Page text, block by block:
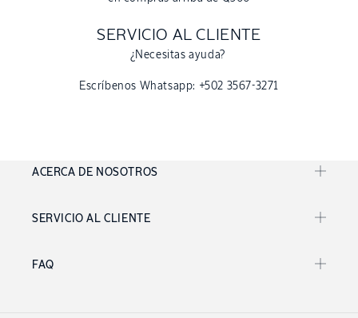
SERVICIO AL CLIENTE
¿Necesitas ayuda?
Escríbenos Whatsapp: +502 3567-3271
ACERCA DE NOSOTROS
SERVICIO AL CLIENTE
FAQ